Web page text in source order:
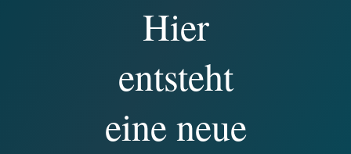
Hier
entsteht
eine neue